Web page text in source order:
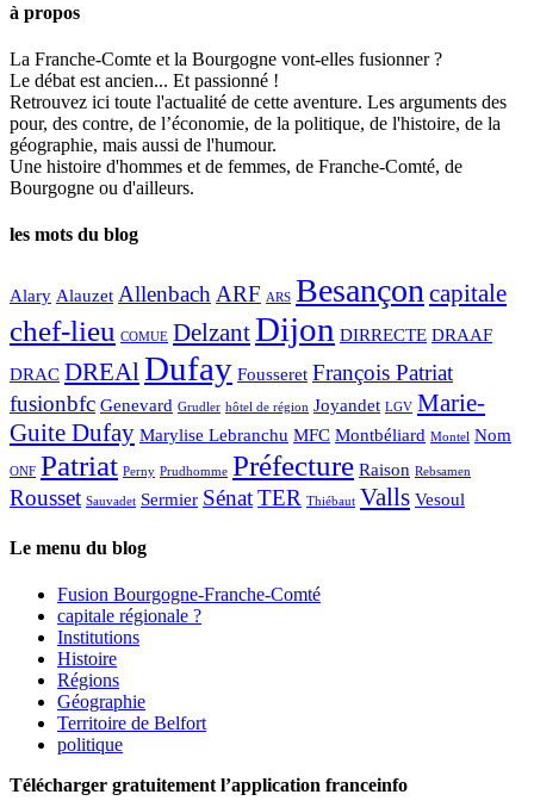
à propos
La Franche-Comte et la Bourgogne vont-elles fusionner ?
Le débat est ancien... Et passionné !
Retrouvez ici toute l'actualité de cette aventure. Les arguments des
pour, des contre, de l’économie, de la politique, de l'histoire, de la
géographie, mais aussi de l'humour.
Une histoire d'hommes et de femmes, de Franche-Comté, de
Bourgogne ou d'ailleurs.
les mots du blog
Alary Alauzet Allenbach ARF ARS Besançon capitale
chef-lieu COMUE DelzantDijon DIRRECTE DRAAF
DRAC DREAl Dufay Fousseret François Patriat
fusionbfc Genevard Grudler hôtel de région Joyandet LGV Marie-
Guite Dufay Marylise Lebranchu MFC Montbéliard Montel Nom
ONF Patriat Perny Prudhomme Préfecture Raison Rebsamen
Rousset Sauvadet Sermier SénatTER Thiébaut Valls Vesoul
Le menu du blog
Fusion Bourgogne-Franche-Comté
capitale régionale ?
Institutions
Histoire
Régions
Géographie
Territoire de Belfort
politique
Télécharger gratuitement l’application franceinfo